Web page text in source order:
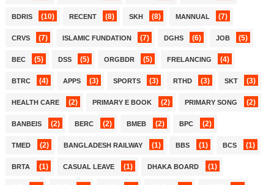
BDRIS (10) RECENT (8) SKH (8) MANNUAL (7)
CRVS (7) ISLAMIC FUNDATION (7) DGHS (6) JOB (5)
BEC (5) DSS (5) ORGBDR (5) FRELANCING (4)
BTRC (4) APPS (3) SPORTS (3) RTHD (3) SKT (3)
HEALTH CARE (2) PRIMARY E BOOK (2) PRIMARY SONG (2)
BANBEIS (2) BERC (2) BMEB (2) BPC (2)
TMED (2) BANGLADESH RAILWAY (1) BBS (1) BCS (1)
BRTA (1) CASUAL LEAVE (1) DHAKA BOARD (1)